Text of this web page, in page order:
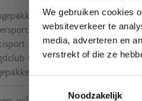
We gebruiken cookies
websiteverkeer te
media, adverteren en
verstrekt of die ze
Noodzakelijk
kiest jullie club?*
stagepakket
stagepakket
stagepakket
op maat